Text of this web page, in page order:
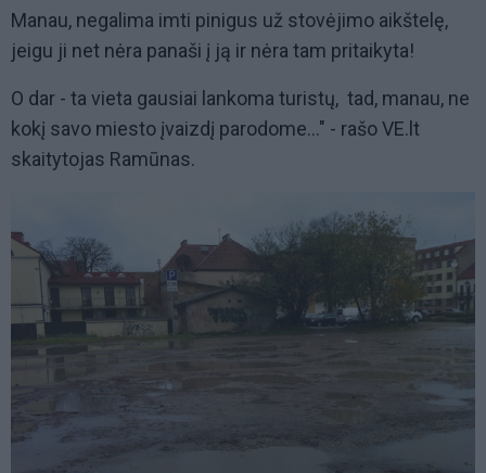
Manau, negalima imti pinigus už stovėjimo aikštelę,
jeigu ji net nėra panaši į ją ir nėra tam pritaikyta!
O dar - ta vieta gausiai lankoma turistų, tad, manau, ne
kokį savo miesto įvaizdį parodome..." - rašo VE.lt
skaitytojas Ramūnas.